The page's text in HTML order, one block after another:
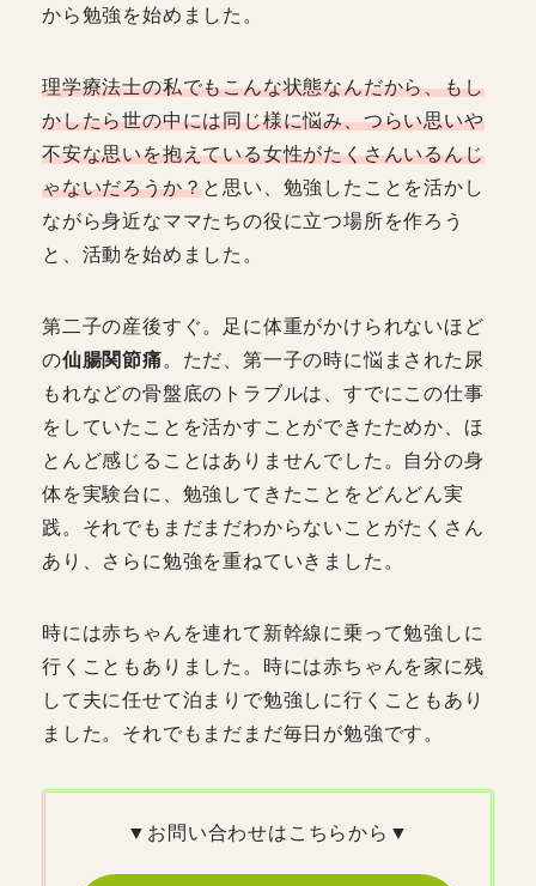
から勉強を始めました。
理学療法士の私でもこんな状態なんだから、もし
かしたら世の中には同じ様に悩み、つらい思いや
不安な思いを抱えている女性がたくさんいるんじ
ゃないだろうか？と思い、勉強したことを活かし
ながら身近なママたちの役に立つ場所を作ろう
と、活動を始めました。
第二子の産後すぐ。足に体重がかけられないほど
の仙腸関節痛。ただ、第一子の時に悩まされた尿
もれなどの骨盤底のトラブルは、すでにこの仕事
をしていたことを活かすことができたためか、ほ
とんど感じることはありませんでした。自分の身
体を実験台に、勉強してきたことをどんどん実
践。それでもまだまだわからないことがたくさん
あり、さらに勉強を重ねていきました。
時には赤ちゃんを連れて新幹線に乗って勉強しに
行くこともありました。時には赤ちゃんを家に残
して夫に任せて泊まりで勉強しに行くこともあり
ました。それでもまだまだ毎日が勉強です。
▼お問い合わせはこちらから▼